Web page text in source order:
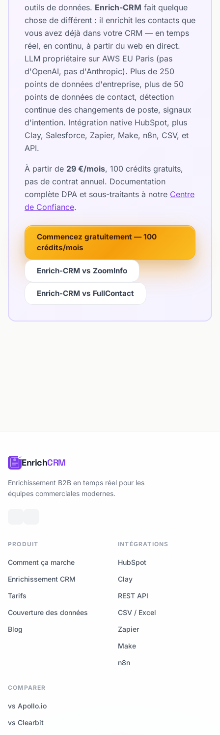
outils de données. Enrich-CRM fait quelque
chose de différent : il enrichit les contacts que
vous avez déjà dans votre CRM — en temps
réel, en continu, à partir du web en direct.
LLM propriétaire sur AWS EU Paris (pas
d'OpenAI, pas d'Anthropic). Plus de 250
points de données d'entreprise, plus de 50
points de données de contact, détection
continue des changements de poste, signaux
d'intention. Intégration native HubSpot, plus
Clay, Salesforce, Zapier, Make, n8n, CSV, et
API.
À partir de 29 €/mois, 100 crédits gratuits,
pas de contrat annuel. Documentation
complète DPA et sous-traitants à notre Centre
de Confiance.
Commencez gratuitement — 100
crédits/mois
Enrich-CRM vs ZoomInfo
Enrich-CRM vs FullContact
EnrichCRM
Enrichissement B2B en temps réel pour les
équipes commerciales modernes.
PRODUIT
Comment ça marche
Enrichissement CRM
Tarifs
Couverture des données
Blog
INTÉGRATIONS
HubSpot
Clay
REST API
CSV / Excel
Zapier
Make
n8n
COMPARER
vs Apollo.io
vs Clearbit